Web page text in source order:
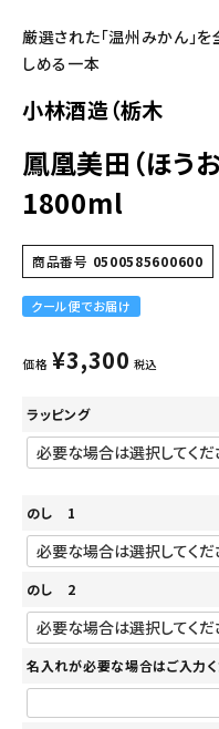
厳選された「温州みかん」
しめる一本
小林酒造（栃木
鳳凰美田（ほう
1800ml
商品番号 0500585600600
クール便でお届け
価格 ¥3,300 税込
ラッピング
のし 1
のし 2
名入れが必要な場合はご入力く